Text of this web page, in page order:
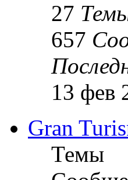
27
657
13 фев
Gran
Темы